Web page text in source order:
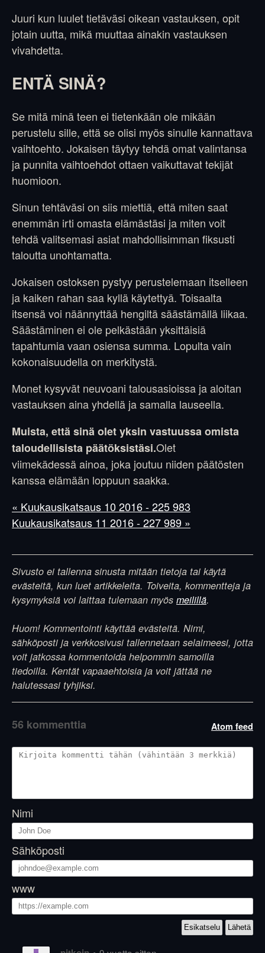
Juuri kun luulet tietäväsi oikean vastauksen, opit
jotain uutta, mikä muuttaa ainakin vastauksen
vivahdetta.
ENTÄ SINÄ?
Se mitä minä teen ei tietenkään ole mikään
perustelu sille, että se olisi myös sinulle kannattava
vaihtoehto. Jokaisen täytyy tehdä omat valintansa
ja punnita vaihtoehdot ottaen vaikuttavat tekijät
huomioon.
Sinun tehtäväsi on siis miettiä, että miten saat
enemmän irti omasta elämästäsi ja miten voit
tehdä valitsemasi asiat mahdollisimman fiksusti
taloutta unohtamatta.
Jokaisen ostoksen pystyy perustelemaan itselleen
ja kaiken rahan saa kyllä käytettyä. Toisaalta
itsensä voi näännyttää hengiltä säästämällä liikaa.
Säästäminen ei ole pelkästään yksittäisiä
tapahtumia vaan osiensa summa. Lopulta vain
kokonaisuudella on merkitystä.
Monet kysyvät neuvoani talousasioissa ja aloitan
vastauksen aina yhdellä ja samalla lauseella.
Muista, että sinä olet yksin vastuussa omista
taloudellisista päätöksistäsi.Olet
viimekädessä ainoa, joka joutuu niiden päätösten
kanssa elämään loppuun saakka.
« Kuukausikatsaus 10 2016 - 225 983
Kuukausikatsaus 11 2016 - 227 989 »
Sivusto ei tallenna sinusta mitään tietoja tai käytä
evästeitä, kun luet artikkeleita. Toiveita, kommentteja ja
kysymyksiä voi laittaa tulemaan myös meilillä.
Huom! Kommentointi käyttää evästeitä. Nimi,
sähköposti ja verkkosivusi tallennetaan selaimeesi, jotta
voit jatkossa kommentoida helpommin samoilla
tiedoilla. Kentät vapaaehtoisia ja voit jättää ne
halutessasi tyhjiksi.
Atom feed
56 kommenttia
Nimi
Sähköposti
www